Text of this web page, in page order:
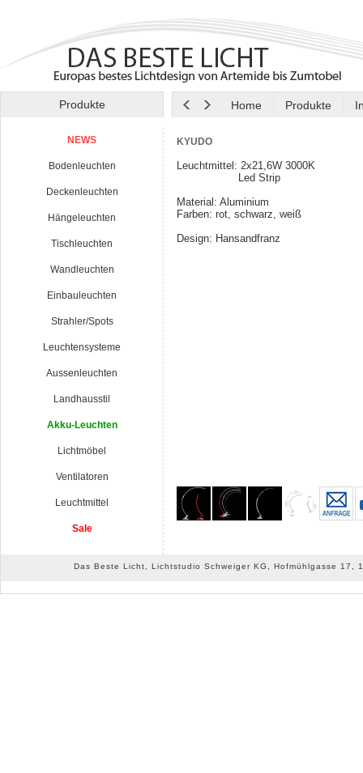
Produkte Home Produkte
NEWS
Bodenleuchten
Deckenleuchten
Hängeleuchten
Tischleuchten
Wandleuchten
Einbauleuchten
Strahler/Spots
Leuchtensysteme
Aussenleuchten
Landhausstil
Akku-Leuchten
Lichtmöbel
Ventilatoren
Leuchtmittel
Sale
KYUDO
Leuchtmittel: 2x21,6W 3000K
Led Strip
Material: Aluminium
Farben: rot, schwarz, weiß
Design: Hansandfranz
Das Beste Licht, Lichtstudio Schweiger KG, Hofmühlgasse